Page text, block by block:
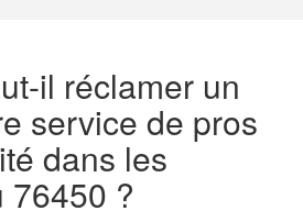
il réclamer un
service de pros
dans les
76450 ?